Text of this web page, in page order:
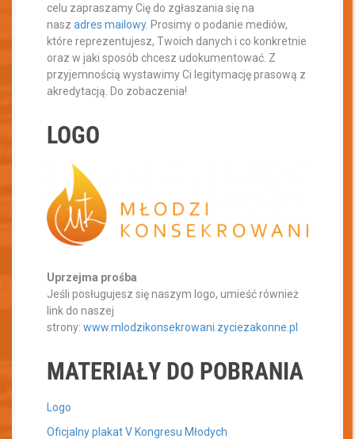
celu zapraszamy Cię do zgłaszania się na
nasz adres mailowy. Prosimy o podanie mediów,
które reprezentujesz, Twoich danych i co konkretnie
oraz w jaki sposób chcesz udokumentować. Z
przyjemnością wystawimy Ci legitymację prasową z
akredytacją. Do zobaczenia!
LOGO
Uprzejma prośba
Jeśli posługujesz się naszym logo, umieść również
link do naszej
strony: www.mlodzikonsekrowani.zyciezakonne.pl
MATERIAŁY DO POBRANIA
Logo
Oficjalny plakat V Kongresu Młodych